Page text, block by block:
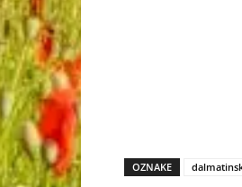
OZNAKE